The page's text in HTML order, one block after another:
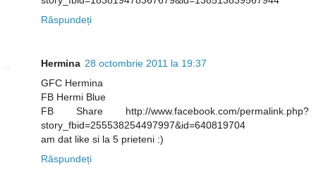
Răspundeți
Hermina 28 octombrie 2011 la 19:37
GFC Hermina
FB Hermi Blue
FB Share http://www.facebook.com/permalink.php?
story_fbid=255538254497997&id=640819704
am dat like si la 5 prieteni :)
Răspundeți